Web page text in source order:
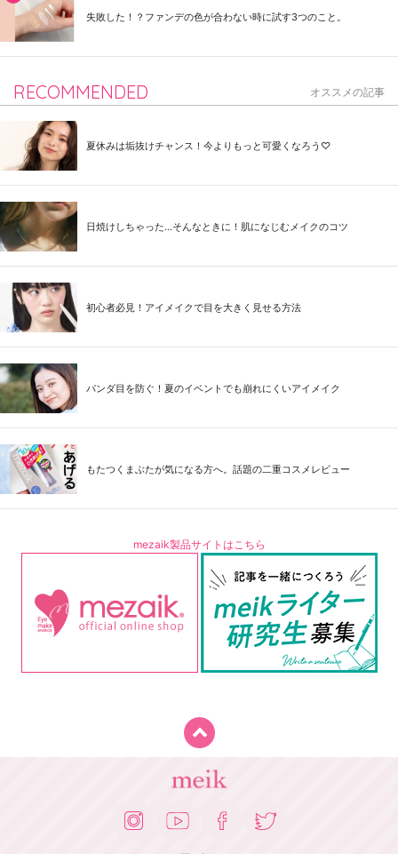
失敗した！？ファンデの色が合わない時に試す3つのこと。
RECOMMENDED オススメの記事
夏休みは垢抜けチャンス！今よりもっと可愛くなろう♡
日焼けしちゃった...そんなときに！肌になじむメイクのコツ
初心者必見！アイメイクで目を大きく見せる方法
パンダ目を防ぐ！夏のイベントでも崩れにくいアイメイク
もたつくまぶたが気になる方へ。話題の二重コスメレビュー
mezaik製品サイトはこちら